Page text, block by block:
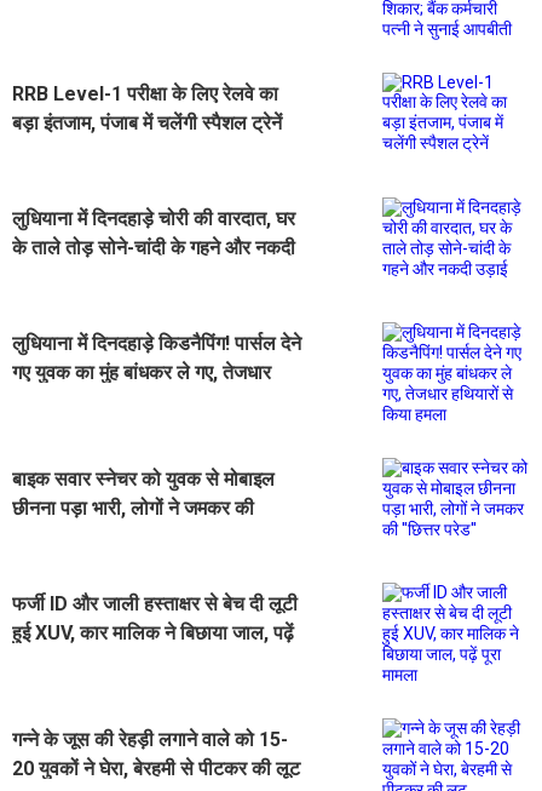
RRB Level-1 परीक्षा के लिए रेलवे का
बड़ा इंतजाम, पंजाब में चलेंगी स्पैशल ट्रेनें
लुधियाना में दिनदहाड़े चोरी की वारदात, घर
के ताले तोड़ सोने-चांदी के गहने और नकदी
लुधियाना में दिनदहाड़े किडनैपिंग! पार्सल देने
गए युवक का मुंह बांधकर ले गए, तेजधार
बाइक सवार स्नेचर को युवक से मोबाइल
छीनना पड़ा भारी, लोगों ने जमकर की
फर्जी ID और जाली हस्ताक्षर से बेच दी लूटी
हुई XUV, कार मालिक ने बिछाया जाल, पढ़ें
गन्ने के जूस की रेहड़ी लगाने वाले को 15-
20 युवकों ने घेरा, बेरहमी से पीटकर की लूट